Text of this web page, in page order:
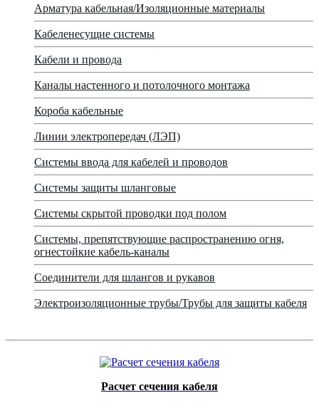
Арматура кабельная/Изоляционные материалы
Кабеленесущие системы
Кабели и провода
Каналы настенного и потолочного монтажа
Короба кабельные
Линии электропередач (ЛЭП)
Системы ввода для кабелей и проводов
Системы защиты шланговые
Системы скрытой проводки под полом
Системы, препятствующие распространению огня,
огнестойкие кабель-каналы
Соединители для шлангов и рукавов
Электроизоляционные трубы/Трубы для защиты кабеля
Расчет сечения кабеля